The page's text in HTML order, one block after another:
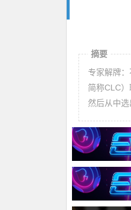
摘要
专家解牌：不成功的三连注诈唬 最近
简称CLC
然后从中选